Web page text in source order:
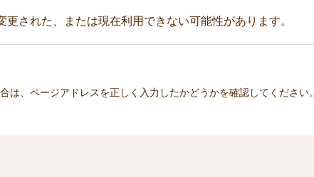
された、または現在利用できない可能性があります。
は、ページアドレスを正しく入力したかどうかを確認してください。